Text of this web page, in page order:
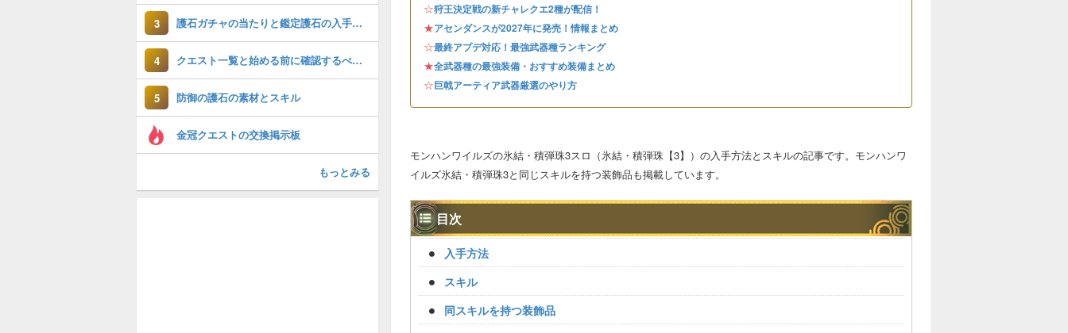
☆狩王決定戦の新チャレクエ2種が配信！
★アセンダンスが2027年に発売！情報まとめ
☆最終アプデ対応！最強武器種ランキング
★全武器種の最強装備・おすすめ装備まとめ
☆巨戟アーティア武器厳選のやり方
モンハンワイルズの氷結・積弾珠3スロ（氷結・積弾珠【3】）の入手方法とスキルの記事です。モンハンワ
イルズ氷結・積弾珠3と同じスキルを持つ装飾品も掲載しています。
目次
入手方法
スキル
同スキルを持つ装飾品
3 護石ガチャの当たりと鑑定護石の入手方法
4 クエスト一覧と始める前に確認するべきこと
5 防御の護石の素材とスキル
金冠クエストの交換掲示板
もっとみる